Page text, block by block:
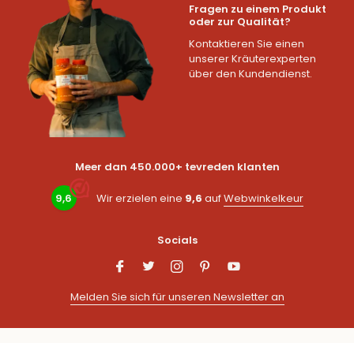
Fragen zu einem Produkt
oder zur Qualität?
Kontaktieren Sie einen
unserer Kräuterexperten
über den Kundendienst.
Meer dan 450.000+ tevreden klanten
9,6 Wir erzielen eine 9,6 aufWebwinkelkeur
Socials
Melden Sie sich für unseren Newsletter an